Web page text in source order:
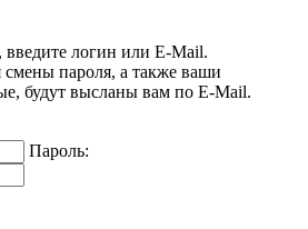
логин или E-Mail.
смены пароля, а также ваши
будут высланы вам по E-Mail.
Пароль: